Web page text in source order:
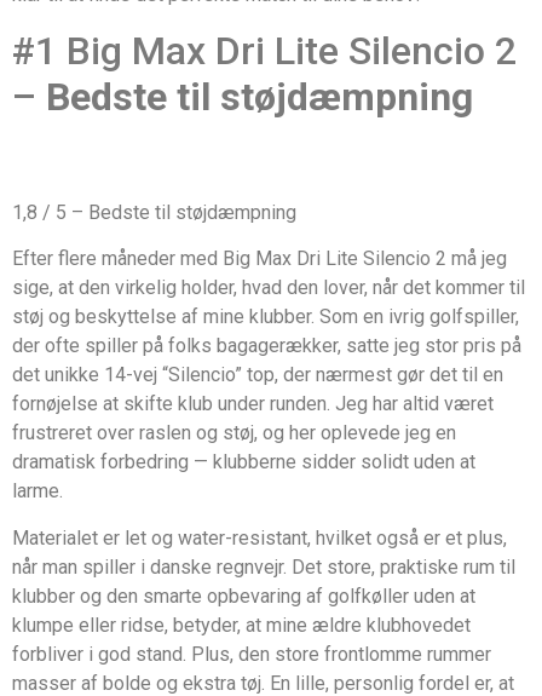
#1 Big Max Dri Lite Silencio 2
– Bedste til støjdæmpning
1,8 / 5 – Bedste til støjdæmpning
Efter flere måneder med Big Max Dri Lite Silencio 2 må jeg
sige, at den virkelig holder, hvad den lover, når det kommer til
støj og beskyttelse af mine klubber. Som en ivrig golfspiller,
der ofte spiller på folks bagagerækker, satte jeg stor pris på
det unikke 14-vej “Silencio” top, der nærmest gør det til en
fornøjelse at skifte klub under runden. Jeg har altid været
frustreret over raslen og støj, og her oplevede jeg en
dramatisk forbedring — klubberne sidder solidt uden at
larme.
Materialet er let og water-resistant, hvilket også er et plus,
når man spiller i danske regnvejr. Det store, praktiske rum til
klubber og den smarte opbevaring af golfkøller uden at
klumpe eller ridse, betyder, at mine ældre klubhovedet
forbliver i god stand. Plus, den store frontlomme rummer
masser af bolde og ekstra tøj. En lille, personlig fordel er, at